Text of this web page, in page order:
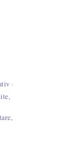
mic dejun,
rumenire sau